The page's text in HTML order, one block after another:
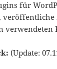
für
verwendeten
(Update: